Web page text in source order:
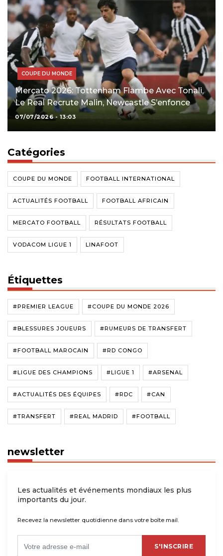
COUPE DU MONDE
Mercato 2026: Tottenham Flambe Avec Tonali,
Le Real Recrute Malin, Newcastle S’enfonce
07/07/2026 - 13:03
Catégories
COUPE DU MONDE FOOTBALL INTERNATIONAL
ACTUALITÉS FOOTBALL FOOTBALL AFRICAIN
MERCATO FOOTBALL RÉSULTATS FOOTBALL
VODACOM LIGUE 1 LINAFOOT
Étiquettes
#PREMIER LEAGUE #COUPE DU MONDE 2026
#BLESSURES JOUEURS #RUMEURS DE TRANSFERT
#FOOTBALL MAROCAIN #RD CONGO
#LIGUE DES CHAMPIONS #LIGUE 1 #ARSENAL
#ACTUALITÉS DES ÉQUIPES #RDC #CAN
#TRANSFERT #REAL MADRID #FOOTBALL
newsletter
Les actualités et événements mondiaux les plus
importants du jour.
Recevez la newsletter quotidienne dans votre boîte mail.
S'INSCRIRE